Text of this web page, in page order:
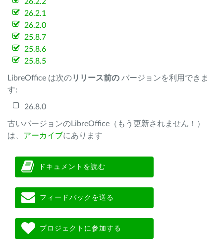
26.2.1
26.2.0
25.8.7
25.8.6
25.8.5
LibreOffice は次のリリース前の バージョンを利用できま
す:
26.8.0
古いバージョンのLibreOffice（もう更新されません！）
は、 アーカイブにあります
ドキュメントを読む
フィードバックを送る
プロジェクトに参加する